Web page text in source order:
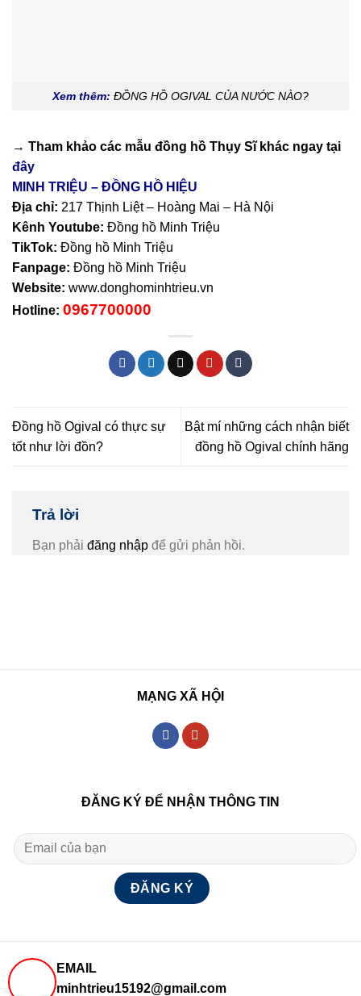
Xem thêm: ĐỒNG HỒ OGIVAL CỦA NƯỚC NÀO?
→ Tham khảo các mẫu đồng hồ Thụy Sĩkhác ngay tại
đây
MINH TRIỆU – ĐỒNG HỒ HIỆU
Địa chỉ: 217 Thịnh Liệt – Hoàng Mai – Hà Nội
Kênh Youtube: Đồng hồ Minh Triệu
TikTok: Đồng hồ Minh Triệu
Fanpage: Đồng hồ Minh Triệu
Website: www.donghominhtrieu.vn
Hotline: 0967700000
Đồng hồ Ogival có thực sự
tốt như lời đồn?
Bật mí những cách nhận biết
đồng hồ Ogival chính hãng
Trả lời
Bạn phải đăng nhập để gửi phản hồi.
MẠNG XÃ HỘI
ĐĂNG KÝ ĐỂ NHẬN THÔNG TIN
EMAIL
minhtrieu15192@gmail.com